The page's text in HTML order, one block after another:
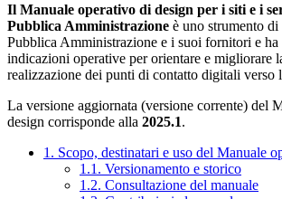
Il Manuale operativo di design per i siti e i
Pubblica Amministrazione è uno strumento
Pubblica Amministrazione e i suoi fornitori e
indicazioni operative per orientare e migliorare
realizzazione dei punti di contatto digitali verso
La versione aggiornata (versione corrente) del
design corrisponde alla 2025.1.
1. Scopo, destinatari e uso del Manuale
1.1. Versionamento e storico
1.2. Consultazione del manuale